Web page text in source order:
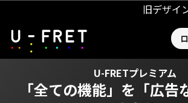
旧デザイ
U-FRETプレミアム
「全ての機能」を 「広